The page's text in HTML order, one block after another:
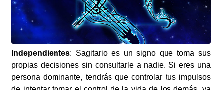
Independientes: Sagitario es un signo que toma sus
propias decisiones sin consultarle a nadie. Si eres una
persona dominante, tendrás que controlar tus impulsos